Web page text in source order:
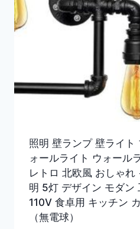
照明 壁ランプ 壁ライト
ォールライト ウォール
レトロ 北欧風 おしゃれ
明 5灯 デザイン モダン
110V 食卓用 キッチン
（無電球）